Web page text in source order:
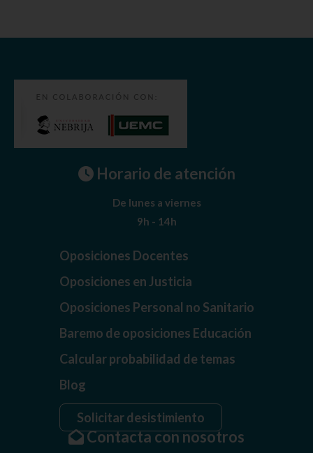
Horario de atención
De lunes a viernes
9h - 14h
Oposiciones Docentes
Oposiciones en Justicia
Oposiciones Personal no Sanitario
Baremo de oposiciones Educación
Calcular probabilidad de temas
Blog
Solicitar desistimiento
Contacta con nosotros